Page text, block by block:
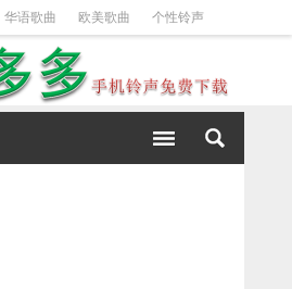
华语歌曲 欧美歌曲 个性铃声
DJ铃声 短信铃声